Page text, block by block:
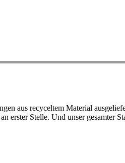
aus recyceltem Material
erster Stelle. Und unser gesamter